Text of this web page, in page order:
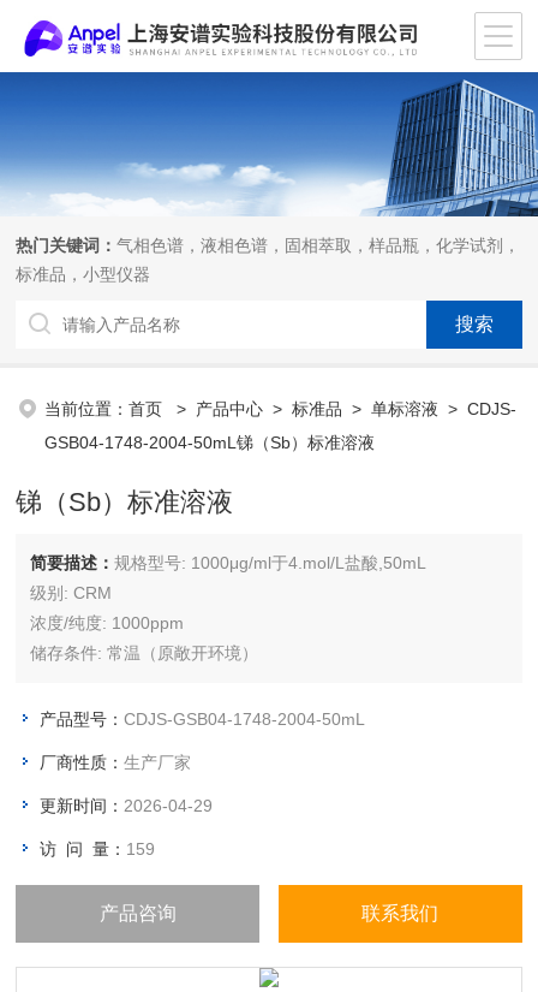
热门关键词：气相色谱，液相色谱，固相萃取，样品瓶，化学试剂，
标准品，小型仪器
当前位置：首页 > 产品中心 >标准品 >单标溶液 > CDJS-
GSB04-1748-2004-50mL锑（Sb）标准溶液
锑（Sb）标准溶液
简要描述：规格型号: 1000μg/ml于4.mol/L盐酸,50mL
级别: CRM
浓度/纯度: 1000ppm
储存条件: 常温（原敞开环境）
产品型号：CDJS-GSB04-1748-2004-50mL
厂商性质：生产厂家
更新时间： 2026-04-29
访 问 量： 159
产品咨询 联系我们